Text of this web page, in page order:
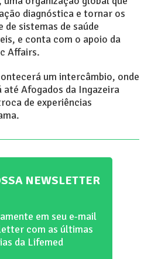
diagnóstica e tornar os
sistemas de saúde
e conta com o apoio da
Affairs.
um intercâmbio, onde
até Afogados da Ingazeira
de experiências
NEWSLETTER
em seu e-mail
com as últimas
da Lifemed